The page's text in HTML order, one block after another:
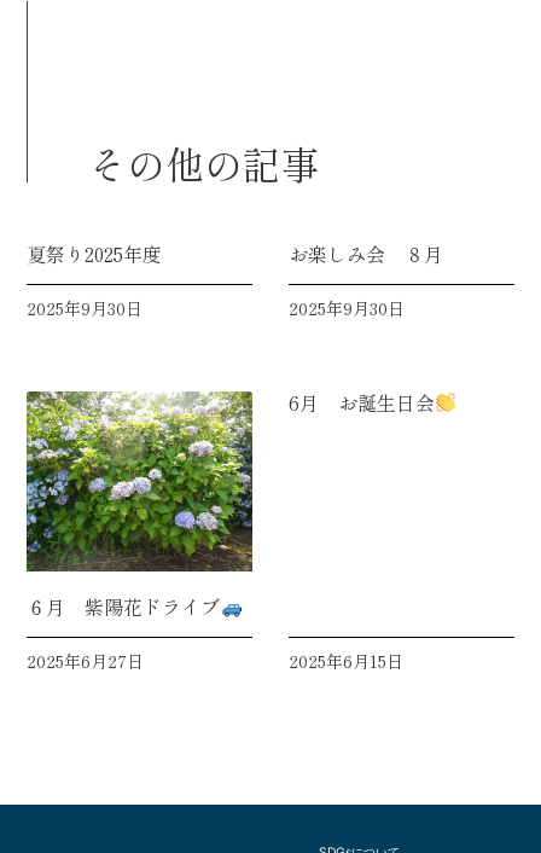
その他の記事
夏祭り2025年度
2025年9月30日
お楽しみ会 ８月
2025年9月30日
６月 紫陽花ドライブ
2025年6月27日
6月 お誕生日会
2025年6月15日